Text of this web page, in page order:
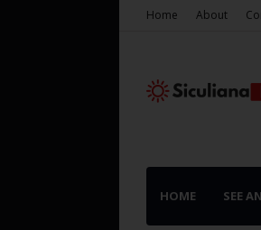
Home About
HOME SEE